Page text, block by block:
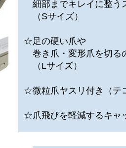
細部までキレイに整う
（Sサイズ）
☆足の硬い爪や
巻き爪・変形爪を切る
（Lサイズ）
☆微粒爪ヤスリ付き（テ
☆爪飛びを軽減するキャ